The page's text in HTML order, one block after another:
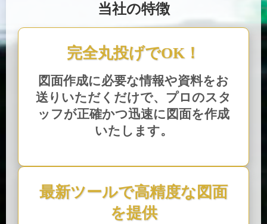
当社の特徴
完全丸投げでOK！
図面作成に必要な情報や資料をお
送りいただくだけで、プロのスタ
ッフが正確かつ迅速に図面を作成
いたします。
最新ツールで高精度な図面
を提供